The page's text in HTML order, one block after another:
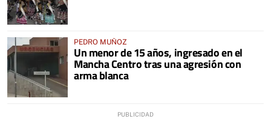
PEDRO MUÑOZ
Un menor de 15 años, ingresado en el
Mancha Centro tras una agresión con
arma blanca